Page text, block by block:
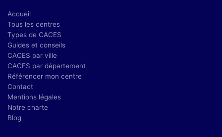
Accueil
Tous les centres
Types de CACES
Guides et conseils
CACES par ville
CACES par département
Référencer mon centre
Contact
Mentions légales
Notre charte
Blog